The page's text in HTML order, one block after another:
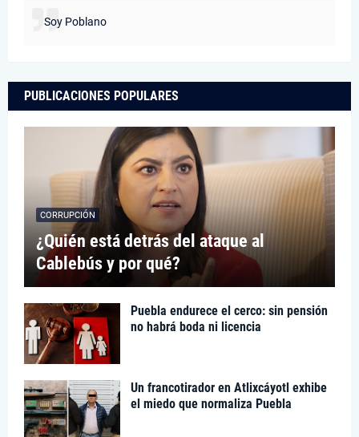
Soy Poblano
PUBLICACIONES POPULARES
CORRUPCIÓN
¿Quién está detrás del ataque al
Cablebús y por qué?
Puebla endurece el cerco: sin pensión
no habrá boda ni licencia
Un francotirador en Atlixcáyotl exhibe
el miedo que normaliza Puebla